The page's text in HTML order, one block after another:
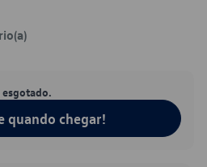
quando chegar!